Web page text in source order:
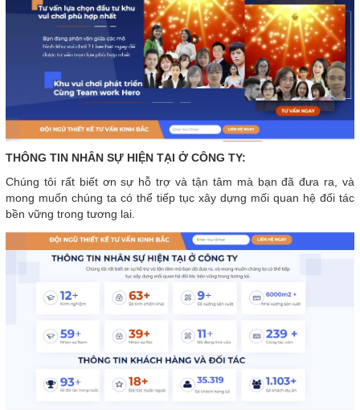
THÔNG TIN NHÂN SỰ HIỆN TẠI Ở CÔNG TY:
Chúng tôi rất biết ơn sự hỗ trợ và tận tâm mà bạn đã đưa ra, và
mong muốn chúng ta có thể tiếp tục xây dựng mối quan hệ đối tác
bền vững trong tương lai.